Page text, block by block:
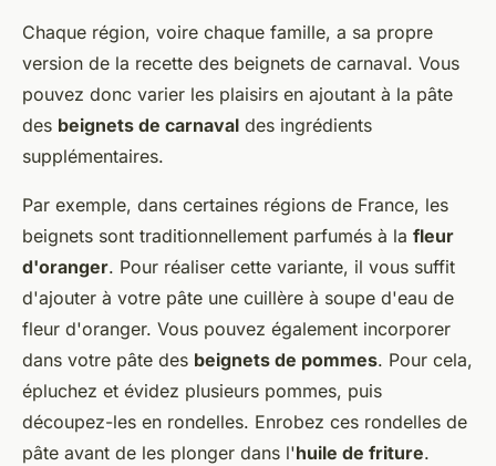
Chaque région, voire chaque famille, a sa propre
version de la recette des beignets de carnaval. Vous
pouvez donc varier les plaisirs en ajoutant à la pâte
des beignets de carnaval des ingrédients
supplémentaires.
Par exemple, dans certaines régions de France, les
beignets sont traditionnellement parfumés à la fleur
d'oranger. Pour réaliser cette variante, il vous suffit
d'ajouter à votre pâte une cuillère à soupe d'eau de
fleur d'oranger. Vous pouvez également incorporer
dans votre pâte des beignets de pommes. Pour cela,
épluchez et évidez plusieurs pommes, puis
découpez-les en rondelles. Enrobez ces rondelles de
pâte avant de les plonger dans l'huile de friture.